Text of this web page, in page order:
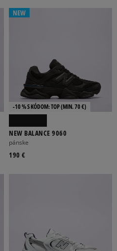
GUMA KOŽA
FIALOVÁ HNEDÁ
NEW
-10 % S KÓDOM: TOP (MIN. 70 €)
NEW BALANCE 9060
pánske
190 €